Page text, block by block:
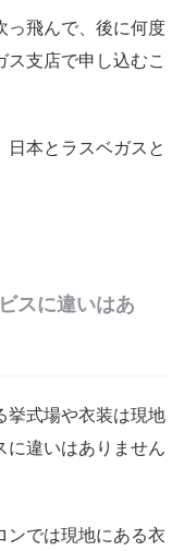
っ飛んで、後に何度
ス支店で申し込むこ
日本とラスベガスと
スに違いはあ
挙式場や衣装は現地
に違いはありません
ンでは現地にある衣